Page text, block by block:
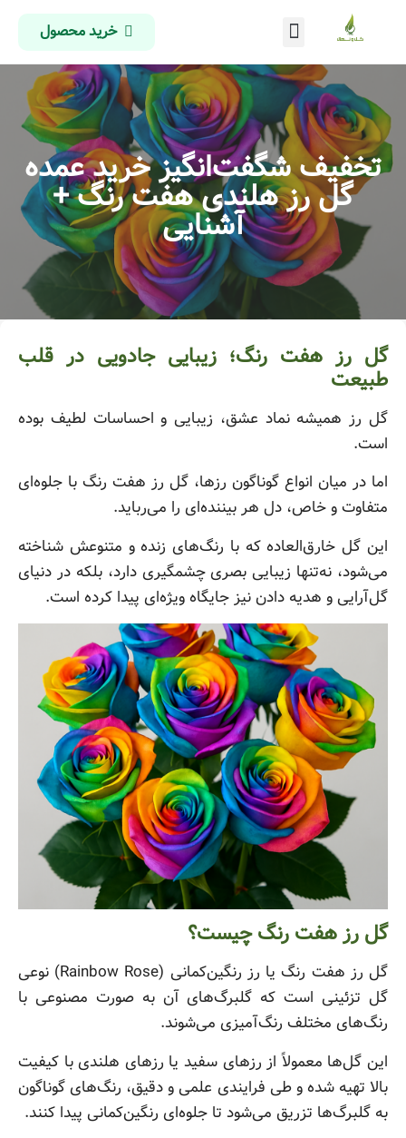
خرید محصول
تخفیف شگفت‌انگیز خرید عمده
گل رز هلندی هفت رنگ +
آشنایی
گل رز هفت رنگ؛ زیبایی جادویی در قلب
طبیعت
گل رز همیشه نماد عشق، زیبایی و احساسات لطیف بوده
است.
اما در میان انواع گوناگون رزها، گل رز هفت رنگ با جلوه‌ای
متفاوت و خاص، دل هر بیننده‌ای را می‌رباید.
این گل خارق‌العاده که با رنگ‌های زنده و متنوعش شناخته
می‌شود، نه‌تنها زیبایی بصری چشمگیری دارد، بلکه در دنیای
گل‌آرایی و هدیه دادن نیز جایگاه ویژه‌ای پیدا کرده است.
گل رز هفت رنگ چیست؟
گل رز هفت رنگ یا رز رنگین‌کمانی (Rainbow Rose) نوعی
گل تزئینی است که گلبرگ‌های آن به صورت مصنوعی با
رنگ‌های مختلف رنگ‌آمیزی می‌شوند.
این گل‌ها معمولاً از رزهای سفید یا رزهای هلندی با کیفیت
بالا تهیه شده و طی فرایندی علمی و دقیق، رنگ‌های گوناگون
به گلبرگ‌ها تزریق می‌شود تا جلوه‌ای رنگین‌کمانی پیدا کنند.